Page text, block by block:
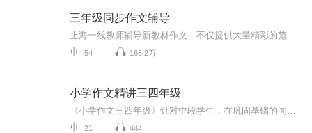
三年级同步作文辅导
54 166.2万
小学作文精讲三四年级
21 444